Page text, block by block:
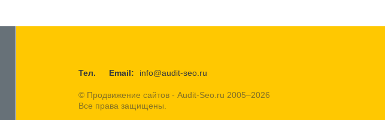
Тел. Email: info@audit-seo.ru
© Продвижение сайтов - Audit-Seo.ru 2005–2026
Все права защищены.